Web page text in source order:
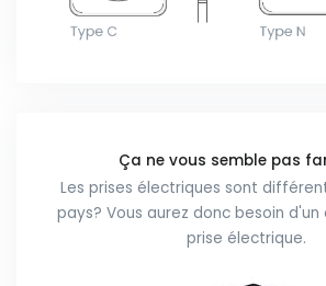
Ça ne vous semble pas
Les prises électriques sont
pays? Vous aurez donc besoin
prise électrique.